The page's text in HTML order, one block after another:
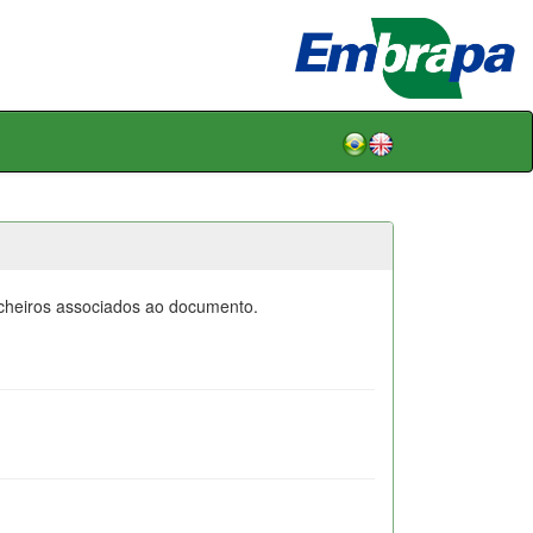
associados ao documento.